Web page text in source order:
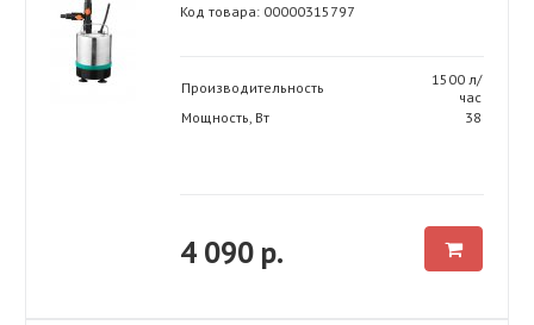
Код товара: 00000315797
Производительность
1500 л/
час
Мощность, Вт
38
4 090 р.